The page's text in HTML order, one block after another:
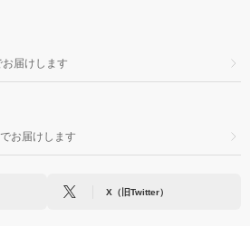
届けします
お届けします
X（旧Twitter）